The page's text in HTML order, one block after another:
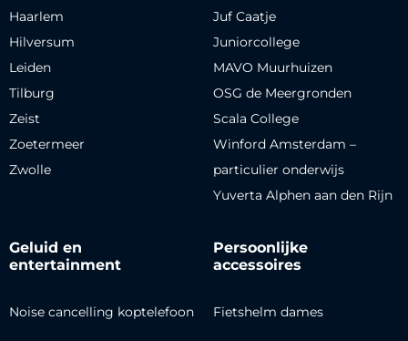
Haarlem
Hilversum
Leiden
Tilburg
Zeist
Zoetermeer
Zwolle
Juf Caatje
Juniorcollege
MAVO Muurhuizen
OSG de Meergronden
Scala College
Winford Amsterdam –
particulier onderwijs
Yuverta Alphen aan den Rijn
Geluid en
entertainment
Noise cancelling koptelefoon
Persoonlijke
accessoires
Fietshelm dames